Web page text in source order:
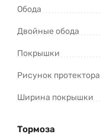
Обода
Двойные обода
Покрышки
Рисунок протектора
Ширина покрышки
Тормоза